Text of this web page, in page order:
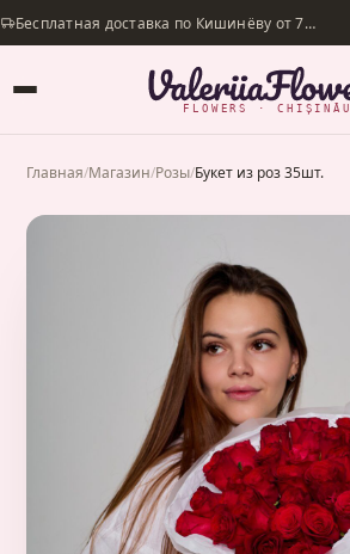
Бесплатная доставка по Кишинёву от 700 lei · Доставим в день заказа
FLOWERS · CHIȘINĂU
Главная/Магазин/Розы/Букет из роз 35шт.